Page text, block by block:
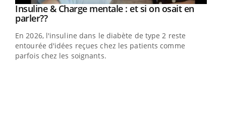
Youtube
Insuline & Charge mentale : et si on osait en
parler??Youtube
En 2026, l'insuline dans le diabète de type 2 reste
entourée d'idées reçues chez les patients comme
parfois chez les soignants.